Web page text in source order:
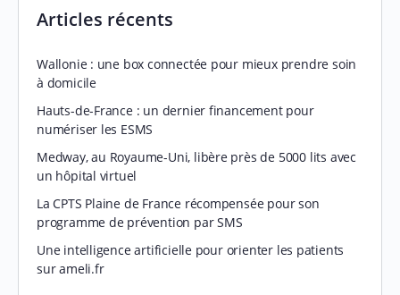
Articles récents
Wallonie : une box connectée pour mieux prendre soin
à domicile
Hauts-de-France : un dernier financement pour
numériser les ESMS
Medway, au Royaume-Uni, libère près de 5000 lits avec
un hôpital virtuel
La CPTS Plaine de France récompensée pour son
programme de prévention par SMS
Une intelligence artificielle pour orienter les patients
sur ameli.fr